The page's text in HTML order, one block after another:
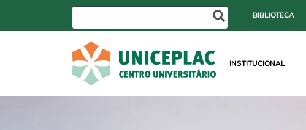
BIBLIOTECA
INSTITUCIONAL